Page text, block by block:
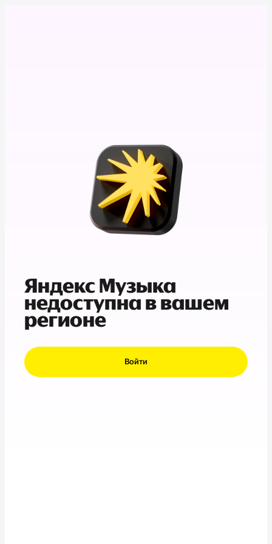
Яндекс Музыка
недоступна в вашем
регионе
Войти